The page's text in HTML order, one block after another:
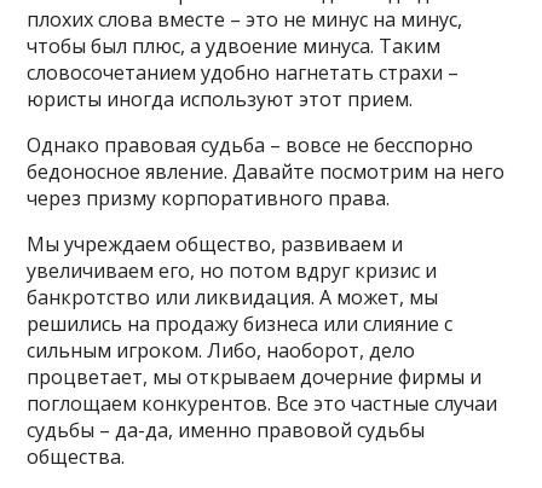
плохих слова вместе – это не минус на минус,
чтобы был плюс, а удвоение минуса. Таким
словосочетанием удобно нагнетать страхи –
юристы иногда используют этот прием.
Однако правовая судьба – вовсе не бесспорно
бедоносное явление. Давайте посмотрим на него
через призму корпоративного права.
Мы учреждаем общество, развиваем и
увеличиваем его, но потом вдруг кризис и
банкротство или ликвидация. А может, мы
решились на продажу бизнеса или слияние с
сильным игроком. Либо, наоборот, дело
процветает, мы открываем дочерние фирмы и
поглощаем конкурентов. Все это частные случаи
судьбы – да-да, именно правовой судьбы
общества.